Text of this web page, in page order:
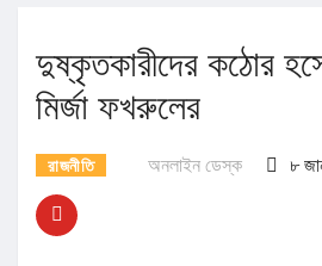
দুষ্কৃতকারীদের কঠোর
মির্জা ফখরুলের
রাজনীতি অনলাইন ডেস্ক ৮